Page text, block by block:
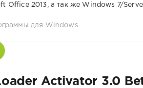
Office 2013, а так же Windows 7/
для Windows
Activator 3.0